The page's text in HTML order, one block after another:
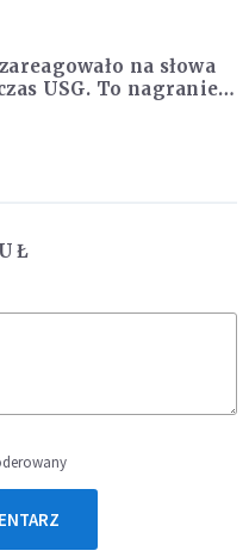
na słowa
USG. To nagranie